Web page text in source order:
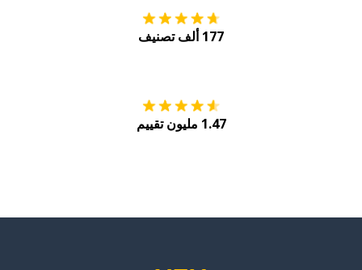
177 ألف تصنيف
1.47 مليون تقييم